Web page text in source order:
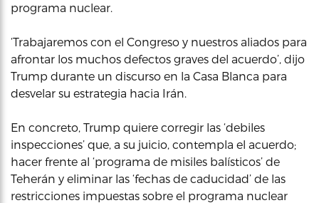
programa nuclear.
‘Trabajaremos con el Congreso y nuestros aliados para
afrontar los muchos defectos graves del acuerdo’, dijo
Trump durante un discurso en la Casa Blanca para
desvelar su estrategia hacia Irán.
En concreto, Trump quiere corregir las ‘debiles
inspecciones’ que, a su juicio, contempla el acuerdo;
hacer frente al ‘programa de misiles balísticos’ de
Teherán y eliminar las ‘fechas de caducidad’ de las
restricciones impuestas sobre el programa nuclear